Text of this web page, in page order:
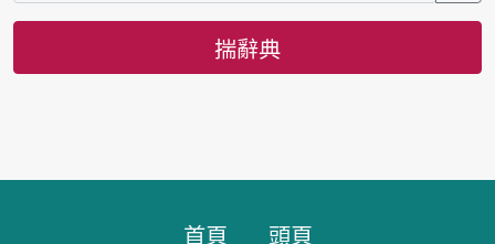
揣辭典
首頁 頭頁